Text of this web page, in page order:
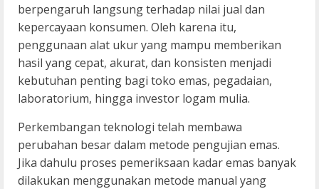
berpengaruh langsung terhadap nilai jual dan
kepercayaan konsumen. Oleh karena itu,
penggunaan alat ukur yang mampu memberikan
hasil yang cepat, akurat, dan konsisten menjadi
kebutuhan penting bagi toko emas, pegadaian,
laboratorium, hingga investor logam mulia.
Perkembangan teknologi telah membawa
perubahan besar dalam metode pengujian emas.
Jika dahulu proses pemeriksaan kadar emas banyak
dilakukan menggunakan metode manual yang